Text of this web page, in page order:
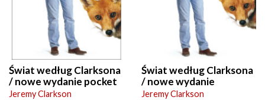
Świat według Clarksona
/ nowe wydanie pocket
Jeremy Clarkson
Świat według Clarksona
/ nowe wydanie
Jeremy Clarkson